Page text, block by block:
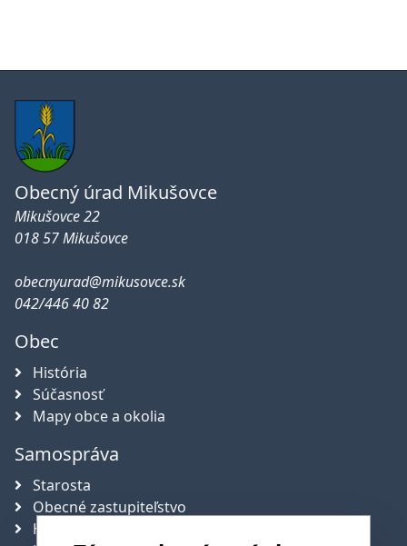
Obecný úrad Mikušovce
Mikušovce 22
018 57 Mikušovce
obecnyurad@mikusovce.sk
042/446 40 82
Obec
História
Súčasnosť
Mapy obce a okolia
Samospráva
Starosta
Obecné zastupiteľstvo
Hlavný kontrolór obce